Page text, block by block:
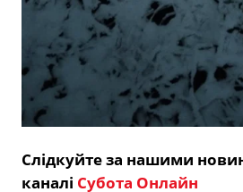
Слідкуйте за нашими
каналі Субота Онлайн